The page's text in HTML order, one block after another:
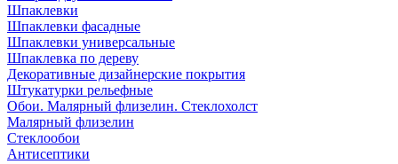
Шпаклевки
Шпаклевки фасадные
Шпаклевки универсальные
Шпаклевка по дереву
Декоративные дизайнерские покрытия
Штукатурки рельефные
Обои. Малярный флизелин. Стеклохолст
Малярный флизелин
Стеклообои
Антисептики